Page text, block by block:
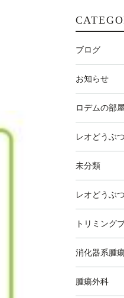
ブログ
お知らせ
ロデムの部
レオどうぶ
未分類
レオどうぶ
トリミング
消化器系腫
腫瘍外科